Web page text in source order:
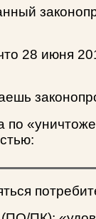
28 июня
по